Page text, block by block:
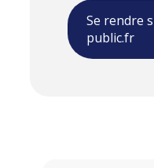
Se rendre
public.fr